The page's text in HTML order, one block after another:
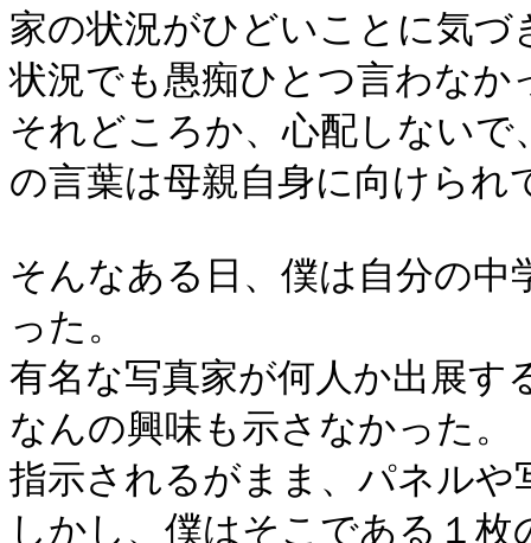
家の状況がひどいことに気
状況でも愚痴ひとつ言わなか
それどころか、心配しない
の言葉は母親自身に向けら
そんなある日、僕は自分の中
った。
有名な写真家が何人か出展す
なんの興味も示さなかった。
指示されるがまま、パネルや
しかし、僕はそこである１